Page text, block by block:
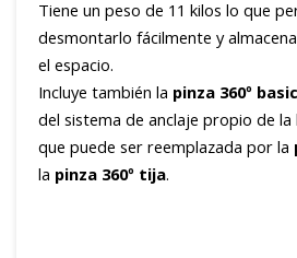
Tiene un peso de 11 kilos lo que
desmontarlo fácilmente y
el espacio.
Incluye también la pinza 360º basic
del sistema de anclaje propio de la
que puede ser reemplazada por la
la pinza 360º tija.